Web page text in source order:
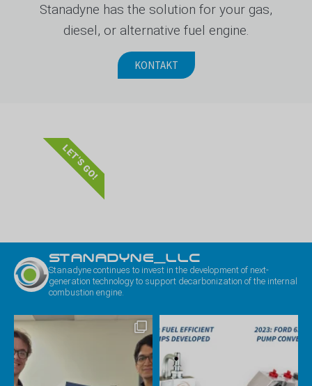
Stanadyne has the solution for your gas,
diesel, or alternative fuel engine.
KONTAKT
LET'S GO!
STANADYNE_LLC
Stanadyne continues to invest in the development of next-
generation technology to support decarbonization of the internal
combustion engine.